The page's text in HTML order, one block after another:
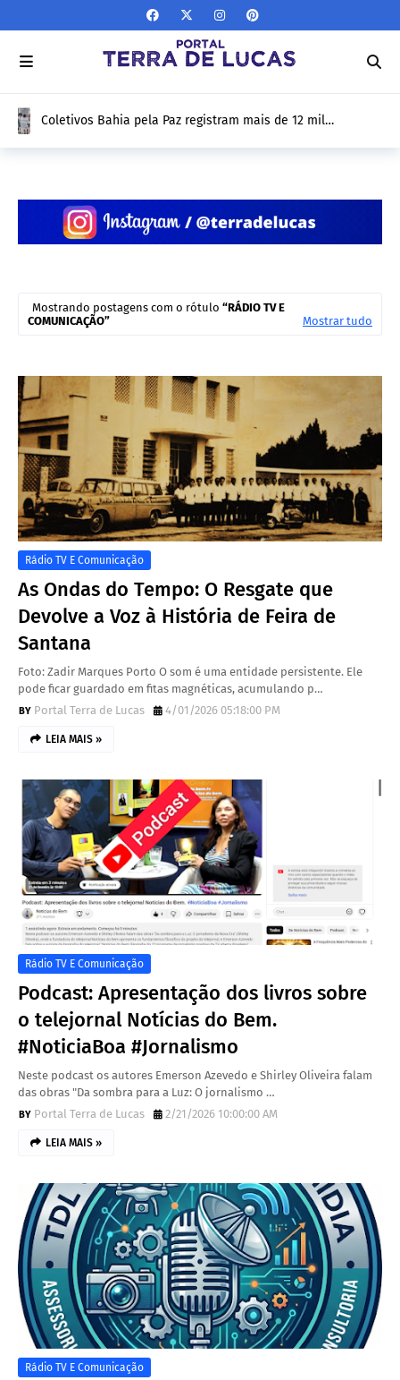
Coletivos Bahia pela Paz registram mais de 12 mil
resultados de 1 ano nesta sexta-feira (10/04)
Mostrando postagens com o rótulo
RÁDIO TV E
COMUNICAÇÃO
Mostrar tudo
Rádio TV E Comunicação
As Ondas do Tempo: O Resgate que
Devolve a Voz à História de Feira de
Santana
Foto: Zadir Marques Porto O som é uma entidade persistente. Ele
pode ficar guardado em fitas magnéticas, acumulando p…
Portal Terra de Lucas
4/01/2026 05:18:00 PM
LEIA MAIS »
Rádio TV E Comunicação
Podcast: Apresentação dos livros sobre
o telejornal Notícias do Bem.
#NoticiaBoa #Jornalismo
Neste podcast os autores Emerson Azevedo e Shirley Oliveira falam
das obras "Da sombra para a Luz: O jornalismo …
Portal Terra de Lucas
2/21/2026 10:00:00 AM
LEIA MAIS »
Rádio TV E Comunicação